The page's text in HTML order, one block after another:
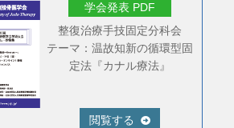
学会発表 PDF
整復治療手技固定分科会
テーマ：温故知新の循環型固
定法『カナル療法』
閲覧する